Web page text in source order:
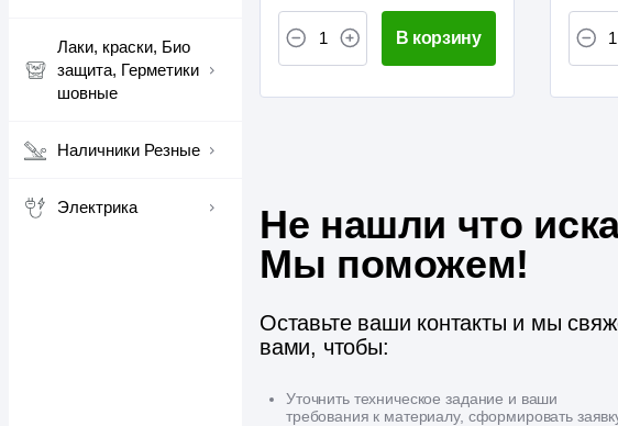
Лаки, краски, Био
защита, Герметики
шовные
Наличники Резные
Электрика
В корзину
Не нашли что
Мы поможем!
Оставьте ваши контакты и мы
вами, чтобы:
Уточнить техническое задание и ваши
требования к материалу, сформировать